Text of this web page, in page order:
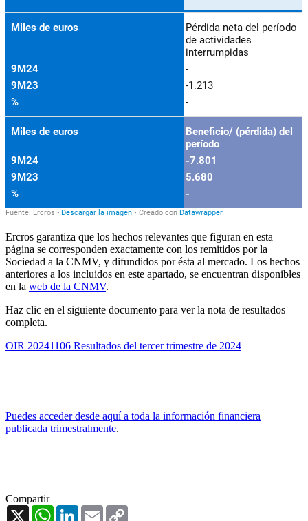
Ercros garantiza que los hechos relevantes que figuran en esta
página se corresponden exactamente con los remitidos por la
Sociedad a la CNMV, y difundidos por ésta al mercado. Los hechos
anteriores a los incluidos en este apartado, se encuentran disponibles
en la web de la CNMV.
Haz clic en el siguiente documento para ver la nota de resultados
completa.
OIR 20241106 Resultados del tercer trimestre de 2024
Puedes acceder desde aquí a toda la información financiera
publicada trimestralmente.
Compartir
X
WhatsAppLinkedInEmail